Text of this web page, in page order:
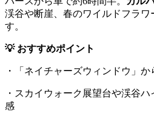
渓谷や断崖、春のワイルドフラ
す。
💡 おすすめポイント
・「ネイチャーズウィンドウ」
・スカイウォーク展望台や渓谷
感